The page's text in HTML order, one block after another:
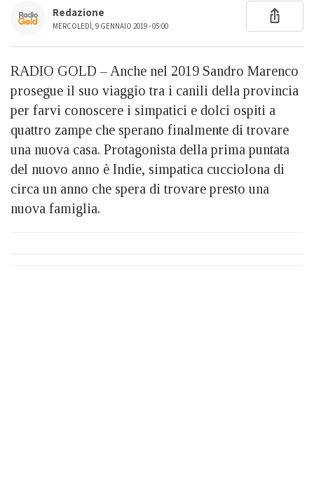
Redazione
MERCOLEDÌ, 9 GENNAIO 2019 - 05:00
RADIO GOLD – Anche nel 2019 Sandro Marenco
prosegue il suo viaggio tra i canili della provincia
per farvi conoscere i simpatici e dolci ospiti a
quattro zampe che sperano finalmente di trovare
una nuova casa. Protagonista della prima puntata
del nuovo anno è Indie, simpatica cucciolona di
circa un anno che spera di trovare presto una
nuova famiglia.